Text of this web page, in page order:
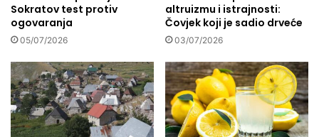
x
i
t
e
d
i
a
j
e
l
s
v
i
j
e
Sokratov test protiv
ogovaranja
05/07/2026
altruizmu i istrajnosti:
Čovjek koji je sadio drveće
03/07/2026